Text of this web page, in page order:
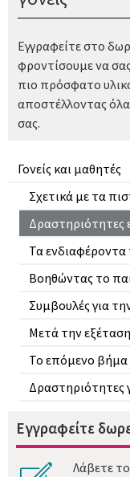
Γονείς και μαθητές
Σχετικά με τα
Δραστηριότητες
Τα ενδιαφέροντα
Βοηθώντας το
Συμβουλές για
Μετά την εξέταση
Το επόμενο βήμα
Δραστηριότητες
Εγγραφείτε
Λάβετε
Εγγραφείτε στο
φροντίσουμε να
πιο πρόσφατο
αποστέλλοντας
σας.